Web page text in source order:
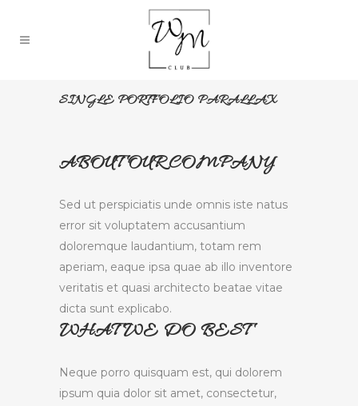
SINGLE PORTFOLIO PARALLAX
ABOUT OUR COMPANY
Sed ut perspiciatis unde omnis iste natus
error sit voluptatem accusantium
doloremque laudantium, totam rem
aperiam, eaque ipsa quae ab illo inventore
veritatis et quasi architecto beatae vitae
dicta sunt explicabo.
WHAT WE DO BEST
Neque porro quisquam est, qui dolorem
ipsum quia dolor sit amet, consectetur,